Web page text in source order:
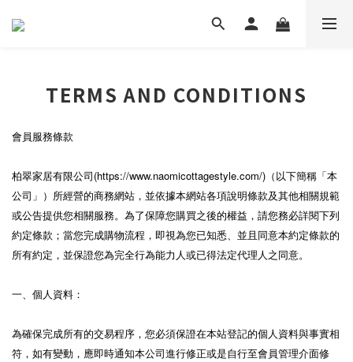
TERMS AND CONDITIONS
會員服務條款
柏翠家居有限公司(https://www.naomicottagestyle.com/)（以下簡稱「本
公司」）所經營的商務網站，並依據本網站各項說明條款及其他相關規範
或公告提供您相關服務。為了保障您購買之後的權益，請您務必詳閱下列
約定條款；當您完成購物流程，即視為您已知悉、並且同意本約定條款的
所有約定，並保證您為完全行為能力人或已得法定代理人之同意。
一、個人資料：
為確保完成所有的交易程序，您必須保證在本站登記的個人資料與事實相
符，如有變動，應即時通知本公司進行修正或是自行至會員管理介面修